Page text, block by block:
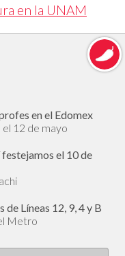
en la UNAM
en el Edomex
12 de mayo
el 10 de
Líneas 12, 9, 4 y B
Metro